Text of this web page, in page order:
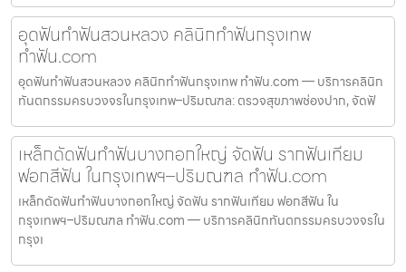
อุดฟันทำฟันสวนหลวง คลินิกทำฟันกรุงเทพ
ทำฟัน.com
อุดฟันทำฟันสวนหลวง คลินิกทำฟันกรุงเทพ ทำฟัน.com — บริการคลินิก
ทันตกรรมครบวงจรในกรุงเทพ–ปริมณฑล: ตรวจสุขภาพช่องปาก, จัดฟั
เหล็กดัดฟันทำฟันบางกอกใหญ่ จัดฟัน รากฟันเทียม
ฟอกสีฟัน ในกรุงเทพฯ–ปริมณฑล ทำฟัน.com
เหล็กดัดฟันทำฟันบางกอกใหญ่ จัดฟัน รากฟันเทียม ฟอกสีฟัน ใน
กรุงเทพฯ–ปริมณฑล ทำฟัน.com — บริการคลินิกทันตกรรมครบวงจรใน
กรุงเ